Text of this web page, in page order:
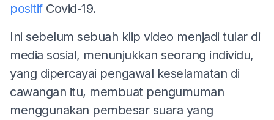
positif Covid-19.
Ini sebelum sebuah klip video menjadi tular di
media sosial, menunjukkan seorang individu,
yang dipercayai pengawal keselamatan di
cawangan itu, membuat pengumuman
menggunakan pembesar suara yang